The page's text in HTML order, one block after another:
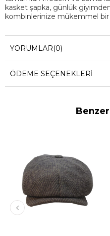
kasket şapka, günlük
kombinlerinize mükemmel bir
- Kumaş: %15 yün ve %85
YORUMLAR(0)
ÖDEME SEÇENEKLERI